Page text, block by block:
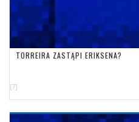
TORREIRA ZASTĄPI ERIKSENA?
[7]